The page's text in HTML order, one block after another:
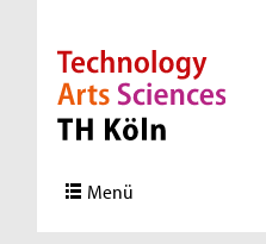
Direkt zur Hauptnavigation
Direkt zur Subnavigation
Direkt zum Inhalt
Direkt zum Fußbereich
Menü